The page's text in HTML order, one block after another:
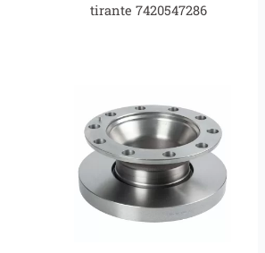
tirante 7420547286